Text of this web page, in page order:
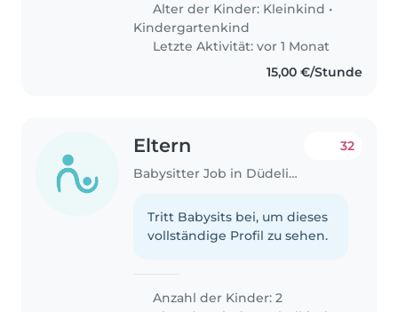
Alter der Kinder: Kleinkind •
Kindergartenkind
Letzte Aktivität: vor 1 Monat
15,00 €/Stunde
Eltern
Babysitter Job in Düdelingen
32
Tritt Babysits bei, um dieses
vollständige Profil zu sehen.
Anzahl der Kinder: 2